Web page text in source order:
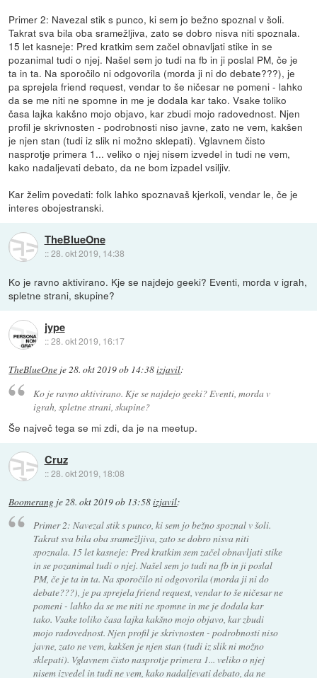
Primer 2: Navezal stik s punco, ki sem jo bežno spoznal v šoli.
Takrat sva bila oba sramežljiva, zato se dobro nisva niti spoznala.
15 let kasneje: Pred kratkim sem začel obnavljati stike in se
pozanimal tudi o njej. Našel sem jo tudi na fb in ji poslal PM, če je
ta in ta. Na sporočilo ni odgovorila (morda ji ni do debate???), je
pa sprejela friend request, vendar to še ničesar ne pomeni - lahko
da se me niti ne spomne in me je dodala kar tako. Vsake toliko
časa lajka kakšno mojo objavo, kar zbudi mojo radovednost. Njen
profil je skrivnosten - podrobnosti niso javne, zato ne vem, kakšen
je njen stan (tudi iz slik ni možno sklepati). Vglavnem čisto
nasprotje primera 1... veliko o njej nisem izvedel in tudi ne vem,
kako nadaljevati debato, da ne bom izpadel vsiljiv.
Kar želim povedati: folk lahko spoznavaš kjerkoli, vendar le, če je
interes obojestranski.
TheBlueOne
::28. okt 2019, 14:38
Ko je ravno aktivirano. Kje se najdejo geeki? Eventi, morda v igrah,
spletne strani, skupine?
jype
::28. okt 2019, 16:17
TheBlueOne je28. okt 2019 ob 14:38izjavil:
Ko je ravno aktivirano. Kje se najdejo geeki? Eventi, morda v
igrah, spletne strani, skupine?
Še največ tega se mi zdi, da je na meetup.
Cruz
::28. okt 2019, 18:08
Boomerang je 28. okt 2019 ob 13:58izjavil:
Primer 2: Navezal stik s punco, ki sem jo bežno spoznal v šoli.
Takrat sva bila oba sramežljiva, zato se dobro nisva niti
spoznala. 15 let kasneje: Pred kratkim sem začel obnavljati stike
in se pozanimal tudi o njej. Našel sem jo tudi na fb in ji poslal
PM, če je ta in ta. Na sporočilo ni odgovorila (morda ji ni do
debate???), je pa sprejela friend request, vendar to še ničesar ne
pomeni - lahko da se me niti ne spomne in me je dodala kar
tako. Vsake toliko časa lajka kakšno mojo objavo, kar zbudi
mojo radovednost. Njen profil je skrivnosten - podrobnosti niso
javne, zato ne vem, kakšen je njen stan (tudi iz slik ni možno
sklepati). Vglavnem čisto nasprotje primera 1... veliko o njej
nisem izvedel in tudi ne vem, kako nadaljevati debato, da ne